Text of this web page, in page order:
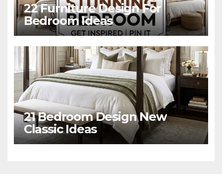
22 Furniture Design For
Bedroom Ideas
21 Bedroom Design New
Classic Ideas